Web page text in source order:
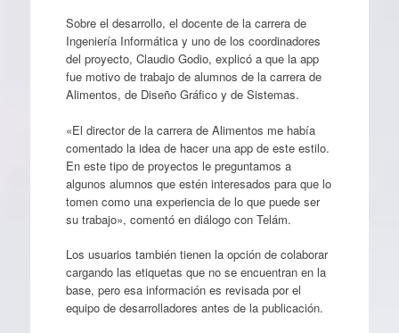
Sobre el desarrollo, el docente de la carrera de
Ingeniería Informática y uno de los coordinadores
del proyecto, Claudio Godio, explicó a que la app
fue motivo de trabajo de alumnos de la carrera de
Alimentos, de Diseño Gráfico y de Sistemas.
«El director de la carrera de Alimentos me había
comentado la idea de hacer una app de este estilo.
En este tipo de proyectos le preguntamos a
algunos alumnos que estén interesados para que lo
tomen como una experiencia de lo que puede ser
su trabajo», comentó en diálogo con Telám.
Los usuarios también tienen la opción de colaborar
cargando las etiquetas que no se encuentran en la
base, pero esa información es revisada por el
equipo de desarrolladores antes de la publicación.